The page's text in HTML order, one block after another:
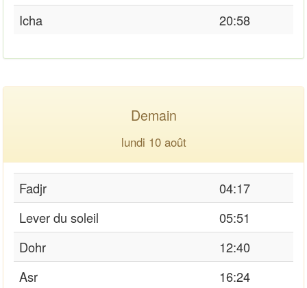
Icha
20:58
Demain
lundi 10 août
Fadjr
04:17
Lever du soleil
05:51
Dohr
12:40
Asr
16:24